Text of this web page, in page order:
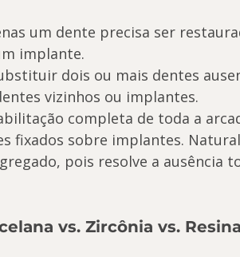
um dente precisa ser
implante.
dois ou mais dentes
vizinhos ou implantes.
completa de toda a
fixados sobre implantes.
pois resolve a ausência
vs. Zircônia vs.